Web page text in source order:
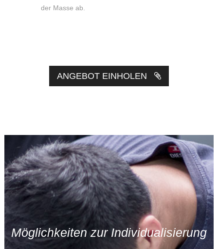
der Masse ab.
ANGEBOT EINHOLEN
Möglichkeiten zur Individualisierung